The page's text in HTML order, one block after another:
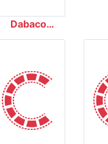
Dabaco
Cinema